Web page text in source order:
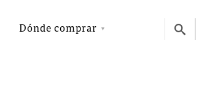
Dónde comprar